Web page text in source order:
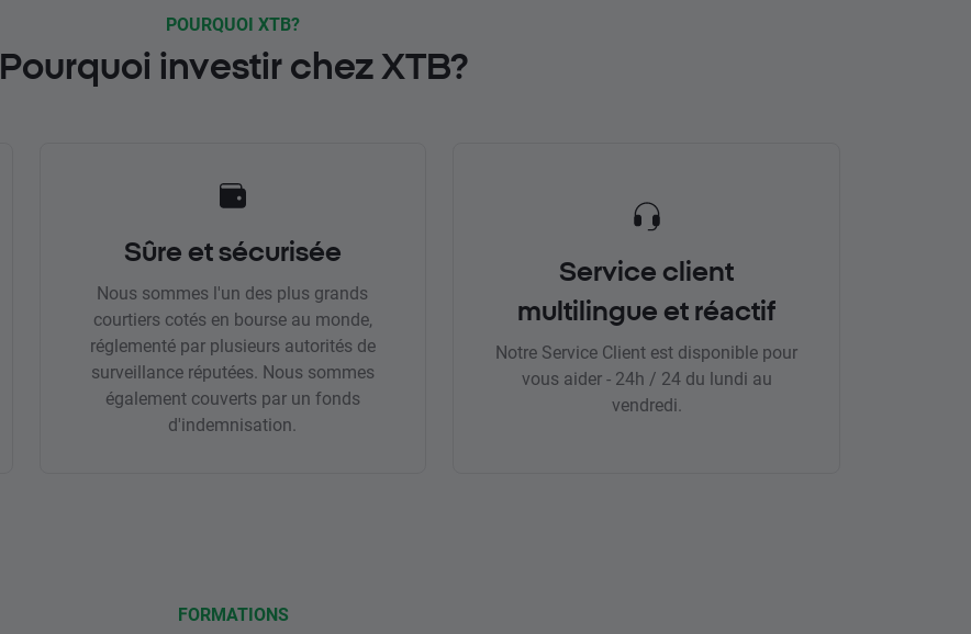
POURQUOI XTB?
Pourquoi investir chez XTB?
Sûre et sécurisée
Nous sommes l'un des plus grands
courtiers cotés en bourse au monde,
réglementé par plusieurs autorités de
surveillance réputées. Nous sommes
également couverts par un fonds
d'indemnisation.
Service client
multilingue et réactif
Notre Service Client est disponible pour
vous aider - 24h / 24 du lundi au
vendredi.
FORMATIONS